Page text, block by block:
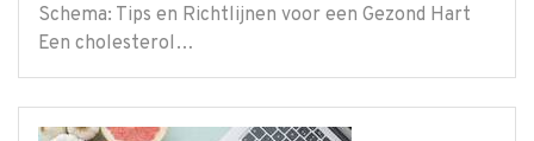
Schema: Tips en Richtlijnen voor een Gezond Hart
Een cholesterol…